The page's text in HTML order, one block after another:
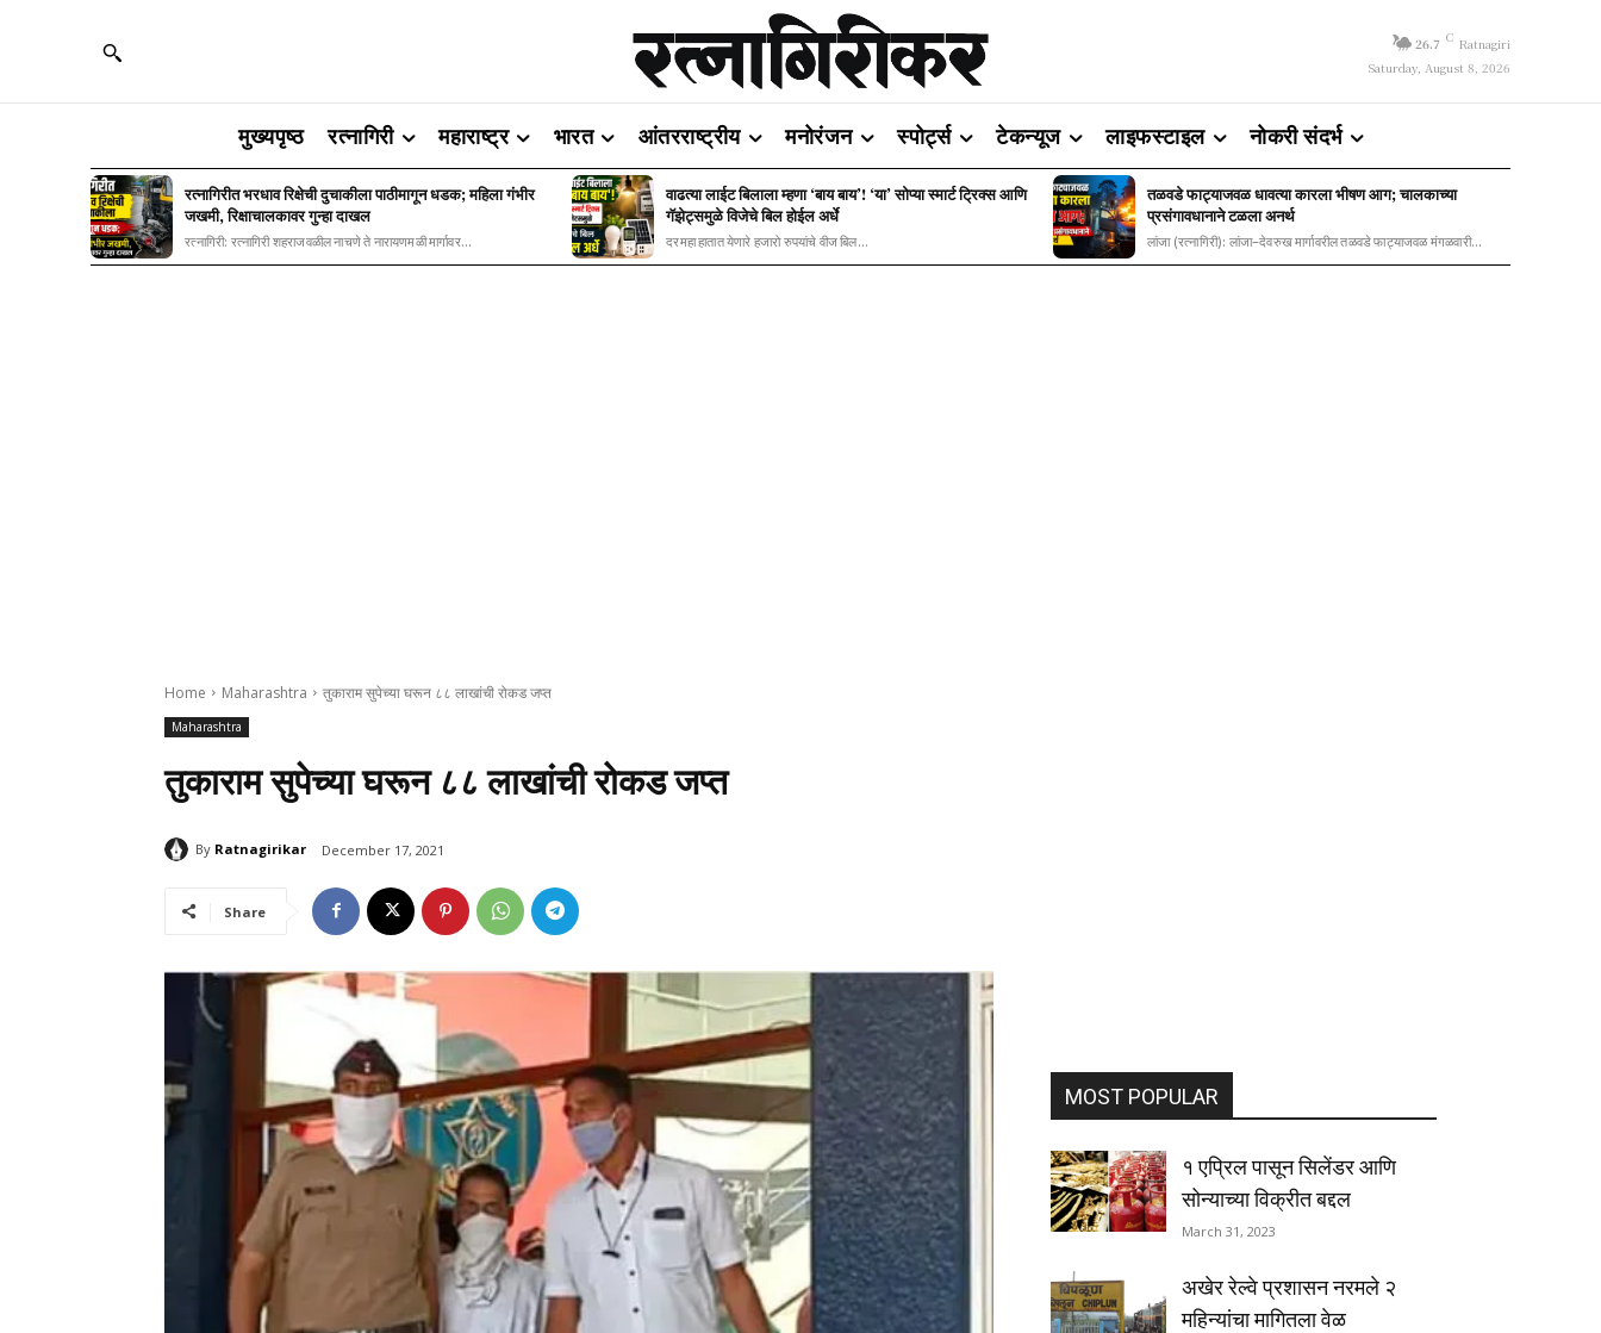
26.7 C Ratnagiri
Saturday, August 8, 2026
मुख्यपृष्ठ रत्नागिरी महाराष्ट्र भारत आंतरराष्ट्रीय मनोरंजन स्पोर्ट्स टेकन्यूज लाइफस्टाइल नोकरी संदर्भ
रत्नागिरीत भरधाव रिक्षेची दुचाकीला पाठीमागून धडक; महिला गंभीर
जखमी, रिक्षाचालकावर गुन्हा दाखल
रत्नागिरी: रत्नागिरी शहराजवळील नाचणे ते नारायणमळी मार्गावर...
वाढत्या लाईट बिलाला म्हणा ‘बाय बाय’! ‘या’ सोप्या स्मार्ट ट्रिक्स आणि
गॅझेट्समुळे विजेचे बिल होईल अर्धे
दरमहा हातात येणारे हजारो रुपयांचे वीज बिल...
तळवडे फाट्याजवळ धावत्या कारला भीषण आग; चालकाच्या
प्रसंगावधानाने टळला अनर्थ
लांजा (रत्नागिरी): लांजा–देवरुख मार्गावरील तळवडे फाट्याजवळ मंगळवारी...
Home Maharashtra तुकाराम सुपेच्या घरून ८८ लाखांची रोकड जप्त
Maharashtra
तुकाराम सुपेच्या घरून ८८ लाखांची रोकड जप्त
By Ratnagirikar December 17, 2021
Share
MOST POPULAR
१ एप्रिल पासून सिलेंडर आणि
सोन्याच्या विक्रीत बद्दल
March 31, 2023
अखेर रेल्वे प्रशासन नरमले २
महिन्यांचा मागितला वेळ